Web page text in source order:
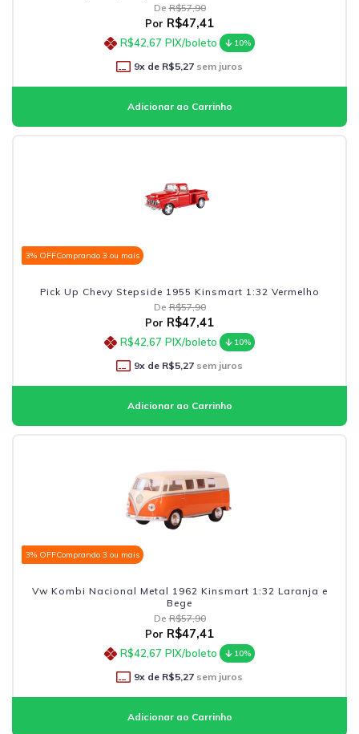
De R$57,90
Por R$47,41
R$42,67 PIX/boleto 10%
9x de R$5,27 sem juros
3% OFFComprando 3 ou mais
Pick Up Chevy Stepside 1955 Kinsmart 1:32 Vermelho
De R$57,90
Por R$47,41
R$42,67 PIX/boleto 10%
9x de R$5,27 sem juros
3% OFFComprando 3 ou mais
Vw Kombi Nacional Metal 1962 Kinsmart 1:32 Laranja e
Bege
De R$57,90
Por R$47,41
R$42,67 PIX/boleto 10%
9x de R$5,27 sem juros